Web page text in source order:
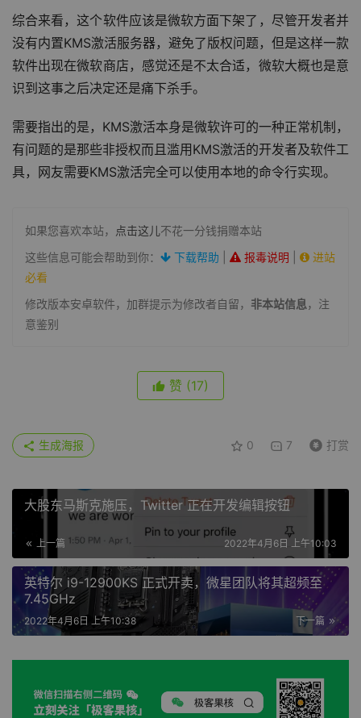
综合来看，这个软件应该是微软方面下架了，尽管开发者并
没有内置KMS激活服务器，避免了版权问题，但是这样一款
软件出现在微软商店，感觉还是不太合适，微软大概也是意
识到这事之后决定还是痛下杀手。
需要指出的是，KMS激活本身是微软许可的一种正常机制，
有问题的是那些非授权而且滥用KMS激活的开发者及软件工
具，网友需要KMS激活完全可以使用本地的命令行实现。
如果您喜欢本站， 点击这儿不花一分钱捐赠本站
这些信息可能会帮助到你：
下载帮助 报毒说明
进站
必看
修改版本安卓软件，加群提示为修改者自留， 非本站信息，注
意鉴别
赞 (17)
0 7 打赏
生成海报
大股东马斯克施压，Twitter 正在开发编辑按钮
上一篇 2022年4月6日 上午10:03
英特尔 i9-12900KS 正式开卖，微星团队将其超频至
7.45GHz
下一篇
2022年4月6日 上午10:38